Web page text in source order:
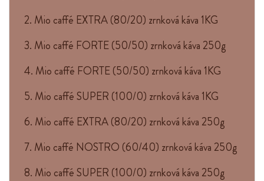
2. Mio caffé EXTRA (80/20) zrnková káva 1KG
3. Mio caffé FORTE (50/50) zrnková káva 250g
4. Mio caffé FORTE (50/50) zrnková káva 1KG
5. Mio caffé SUPER (100/0) zrnková káva 1KG
6. Mio caffé EXTRA (80/20) zrnková káva 250g
7. Mio caffé NOSTRO (60/40) zrnková káva 250g
8. Mio caffé SUPER (100/0) zrnková káva 250g